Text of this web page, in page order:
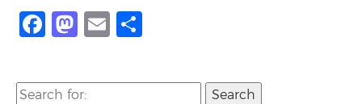
Facebook
Mastodon
Email
Search